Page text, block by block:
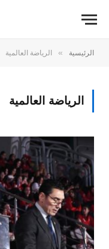
الرئيسية » الرياضة العالمية
الرياضة العالمية